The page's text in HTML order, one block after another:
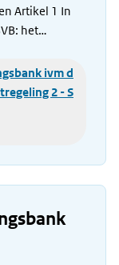
Artikel 1 In
het…
ivm d
2 - S